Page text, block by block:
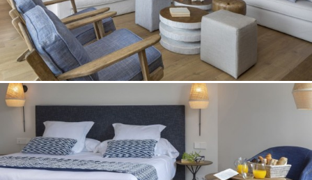
Modificar cookies
Técnicas y funcionales
Este sitio web utiliza Cookies propias para recopilar
información con la finalidad de mejorar nuestros servicios.
Si continua navegando, supone la aceptación de la
instalación de las mismas. El usuario tiene la posibilidad
de configurar su navegador pudiendo, si así lo desea,
impedir que sean instaladas en su disco duro, aunque
deberá tener en cuenta que dicha acción podrá ocasionar
dificultades de navegación de la página web.